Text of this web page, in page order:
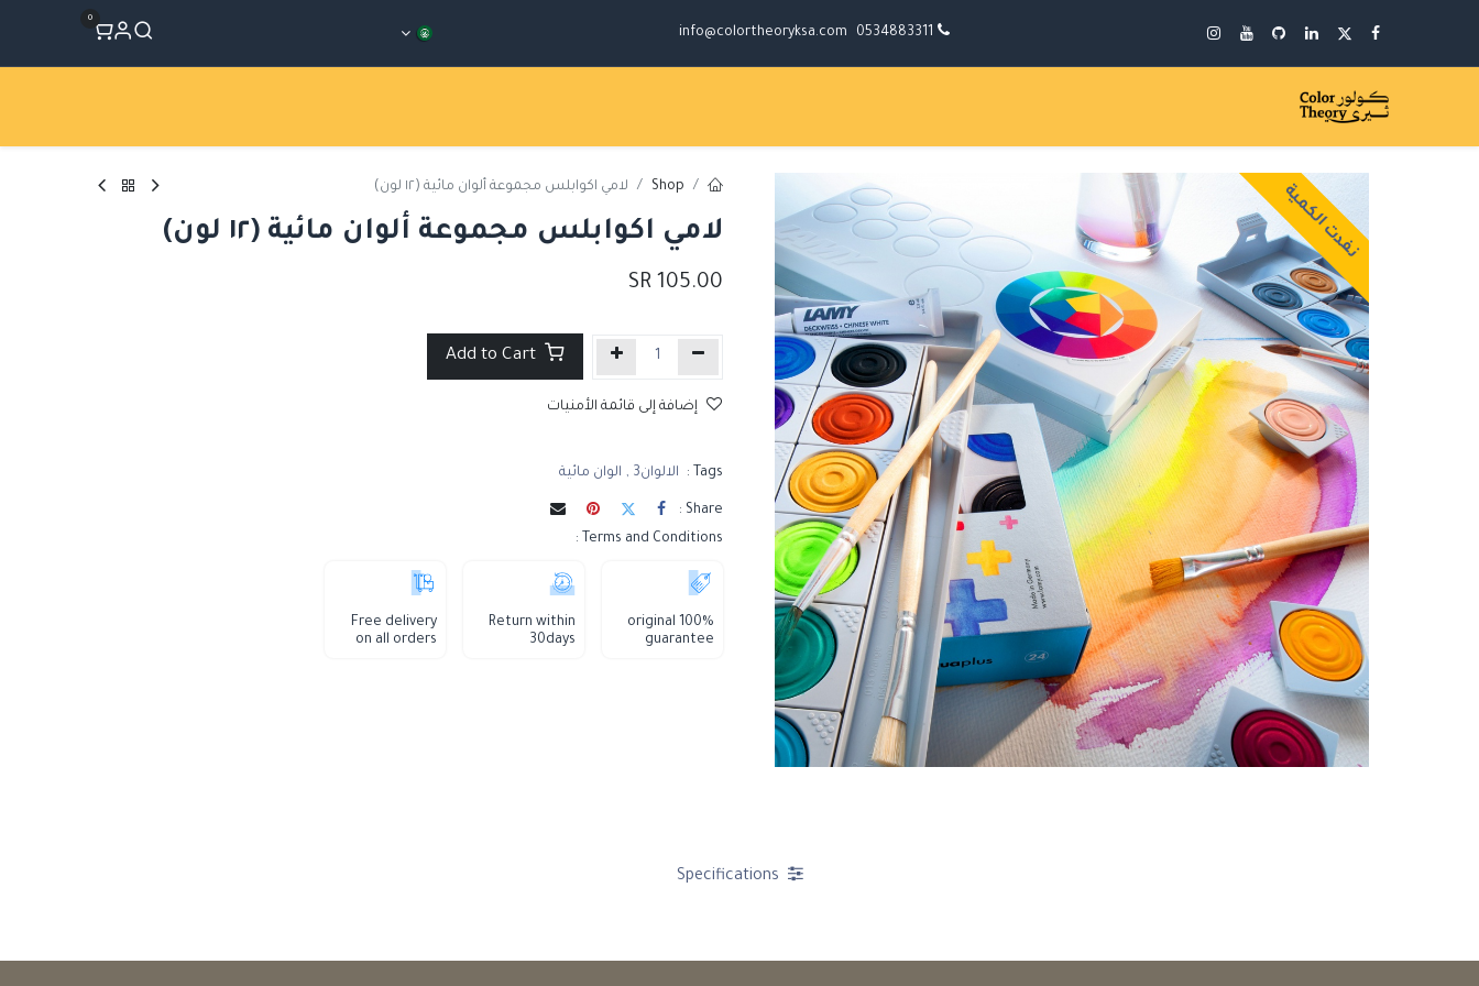
0534883311
info@colortheoryksa.com
0
نفدت الكمية Shop لامي اكوابلس مجموعة ألوان مائية (١٢ لون)
لامي اكوابلس مجموعة ألوان مائية (١٢ لون)
105.00
Add to Cart
إضافة إلى قائمة الأمنيات
Tags : الالوان3 , الوان مائية
Share :
Terms and Conditions :
100% original
guarantee
Return within
30days
Free delivery
on all orders